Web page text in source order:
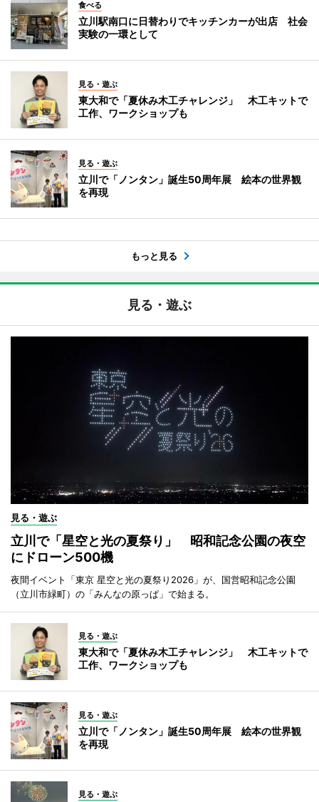
食べる
立川駅南口に日替わりでキッチンカーが出店 社会
実験の一環として
見る・遊ぶ
東大和で「夏休み木工チャレンジ」 木工キットで
工作、ワークショップも
見る・遊ぶ
立川で「ノンタン」誕生50周年展 絵本の世界観
を再現
もっと見る
見る・遊ぶ
見る・遊ぶ
立川で「星空と光の夏祭り」 昭和記念公園の夜空
にドローン500機
夜間イベント「東京 星空と光の夏祭り2026」が、国営昭和記念公園
（立川市緑町）の「みんなの原っぱ」で始まる。
見る・遊ぶ
東大和で「夏休み木工チャレンジ」 木工キットで
工作、ワークショップも
見る・遊ぶ
立川で「ノンタン」誕生50周年展 絵本の世界観
を再現
見る・遊ぶ